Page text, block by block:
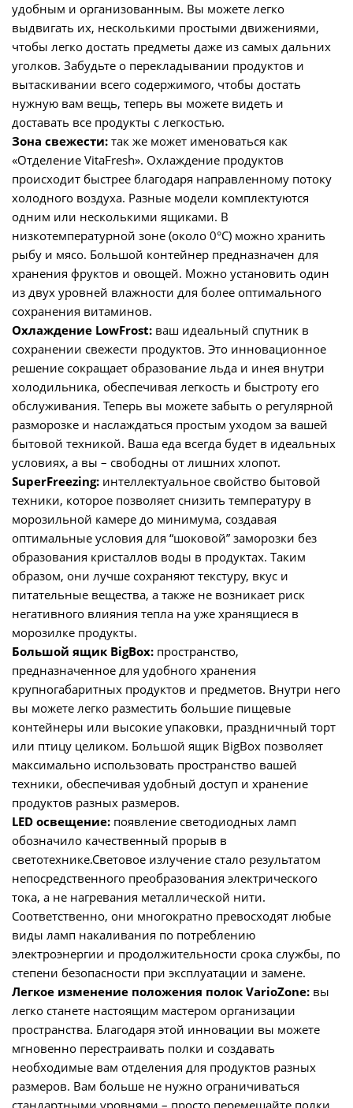
удобным и организованным. Вы можете легко
выдвигать их, несколькими простыми движениями,
чтобы легко достать предметы даже из самых дальних
уголков. Забудьте о перекладывании продуктов и
вытаскивании всего содержимого, чтобы достать
нужную вам вещь, теперь вы можете видеть и
доставать все продукты с легкостью.
Зона свежести: так же может именоваться как
«Отделение VitaFresh». Охлаждение продуктов
происходит быстрее благодаря направленному потоку
холодного воздуха. Разные модели комплектуются
одним или несколькими ящиками. В
низкотемпературной зоне (около 0°C) можно хранить
рыбу и мясо. Большой контейнер предназначен для
хранения фруктов и овощей. Можно установить один
из двух уровней влажности для более оптимального
сохранения витаминов.
Охлаждение LowFrost: ваш идеальный спутник в
сохранении свежести продуктов. Это инновационное
решение сокращает образование льда и инея внутри
холодильника, обеспечивая легкость и быстроту его
обслуживания. Теперь вы можете забыть о регулярной
разморозке и наслаждаться простым уходом за вашей
бытовой техникой. Ваша еда всегда будет в идеальных
условиях, а вы – свободны от лишних хлопот.
SuperFreezing: интеллектуальное свойство бытовой
техники, которое позволяет снизить температуру в
морозильной камере до минимума, создавая
оптимальные условия для “шоковой” заморозки без
образования кристаллов воды в продуктах. Таким
образом, они лучше сохраняют текстуру, вкус и
питательные вещества, а также не возникает риск
негативного влияния тепла на уже хранящиеся в
морозилке продукты.
Большой ящик BigBox: пространство,
предназначенное для удобного хранения
крупногабаритных продуктов и предметов. Внутри него
вы можете легко разместить большие пищевые
контейнеры или высокие упаковки, праздничный торт
или птицу целиком. Большой ящик BigBox позволяет
максимально использовать пространство вашей
техники, обеспечивая удобный доступ и хранение
продуктов разных размеров.
LED освещение: появление светодиодных ламп
обозначило качественный прорыв в
светотехнике.Световое излучение стало результатом
непосредственного преобразования электрического
тока, а не нагревания металлической нити.
Соответственно, они многократно превосходят любые
виды ламп накаливания по потреблению
электроэнергии и продолжительности срока службы, по
степени безопасности при эксплуатации и замене.
Легкое изменение положения полок VarioZone: вы
легко станете настоящим мастером организации
пространства. Благодаря этой инновации вы можете
мгновенно перестраивать полки и создавать
необходимые вам отделения для продуктов разных
размеров. Вам больше не нужно ограничиваться
стандартными уровнями – просто перемещайте полки